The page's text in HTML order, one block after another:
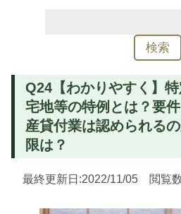
Q24【わかりやすく】
宅地等の特例とは？要
産貸付業は認められる
限は？
最終更新日:2022/11/05 閲覧